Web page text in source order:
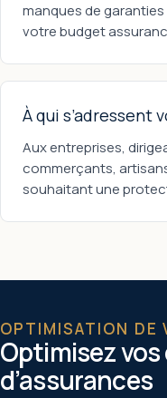
manques de
votre budget
À qui s’adressent
Aux entreprises,
commerçants,
souhaitant une
OPTIMISATION DE
Optimisez
d’assurances